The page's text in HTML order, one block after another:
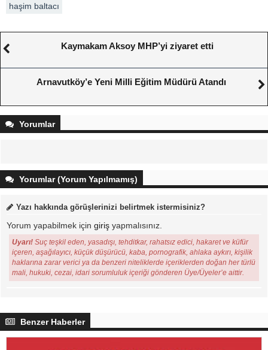
haşim baltacı
Kaymakam Aksoy MHP’yi ziyaret etti
Arnavutköy’e Yeni Milli Eğitim Müdürü Atandı
Yorumlar
Yorumlar (Yorum Yapılmamış)
Yazı hakkında görüşlerinizi belirtmek istermisiniz?
Yorum yapabilmek için giriş yapmalısınız.
Uyarı! Suç teşkil eden, yasadışı, tehditkar, rahatsız edici, hakaret ve küfür
içeren, aşağılayıcı, küçük düşürücü, kaba, pornografik, ahlaka aykırı, kişilik
haklarına zarar verici ya da benzeri niteliklerde içeriklerden doğan her türlü
mali, hukuki, cezai, idari sorumluluk içeriği gönderen Üye/Üyeler’e aittir.
Benzer Haberler